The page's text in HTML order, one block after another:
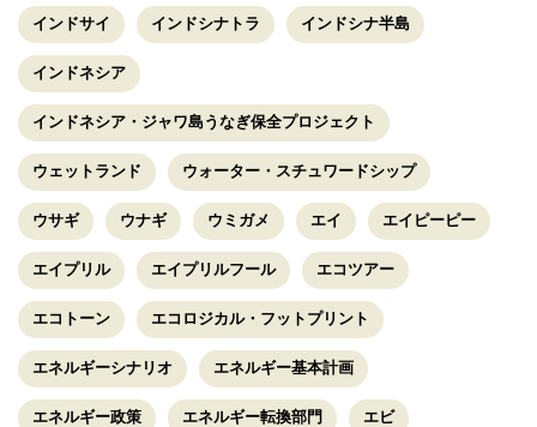
インドサイ インドシナトラ インドシナ半島
インドネシア
インドネシア・ジャワ島うなぎ保全プロジェクト
ウェットランド ウォーター・スチュワードシップ
ウサギ ウナギ ウミガメ エイ エイピーピー
エイプリル エイプリルフール エコツアー
エコトーン エコロジカル・フットプリント
エネルギーシナリオ エネルギー基本計画
エネルギー政策 エネルギー転換部門 エビ